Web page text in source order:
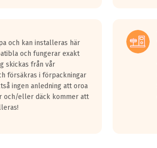
och kan installeras här
och fungerar exakt
skickas från vår
försäkras i förpackningar
ingen anledning att oroa
och/eller däck kommer att